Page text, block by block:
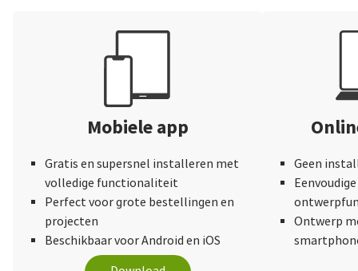
Mobiele app
Gratis en supersnel installeren met
volledige functionaliteit
Perfect voor grote bestellingen en
projecten
Beschikbaar voor Android en iOS
Geen
Ontwerp